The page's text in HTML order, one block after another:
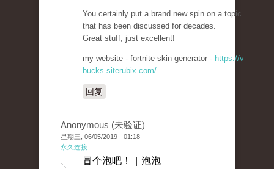
You certainly put a brand new spin on a topic
that has been discussed for decades.
Great stuff, just excellent!
my website - fortnite skin generator - https://v-
bucks.siterubix.com/
回复
Anonymous (未验证)
星期三, 06/05/2019 - 01:18
永久连接
冒个泡吧！ | 泡泡